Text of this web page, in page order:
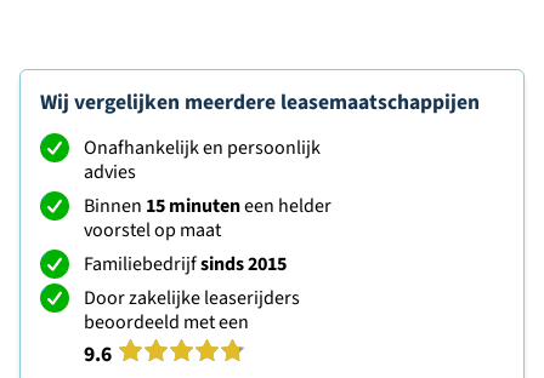
Wij vergelijken meerdere leasemaatschappijen
Onafhankelijk en persoonlijk
advies
Binnen 15 minuteneen helder
voorstel op maat
Familiebedrijfsinds 2015
Door zakelijke leaserijders
beoordeeld met een
9.6